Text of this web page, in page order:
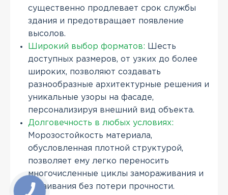
существенно продлевает срок службы
здания и предотвращает появление
высолов.
Широкий выбор форматов: Шесть
доступных размеров, от узких до более
широких, позволяют создавать
разнообразные архитектурные решения и
уникальные узоры на фасаде,
персонализируя внешний вид объекта.
Долговечность в любых условиях:
Морозостойкость материала,
обусловленная плотной структурой,
позволяет ему легко переносить
многочисленные циклы замораживания и
оттаивания без потери прочности.